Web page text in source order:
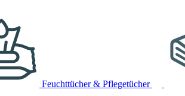
Feuchttücher & Pflegetücher